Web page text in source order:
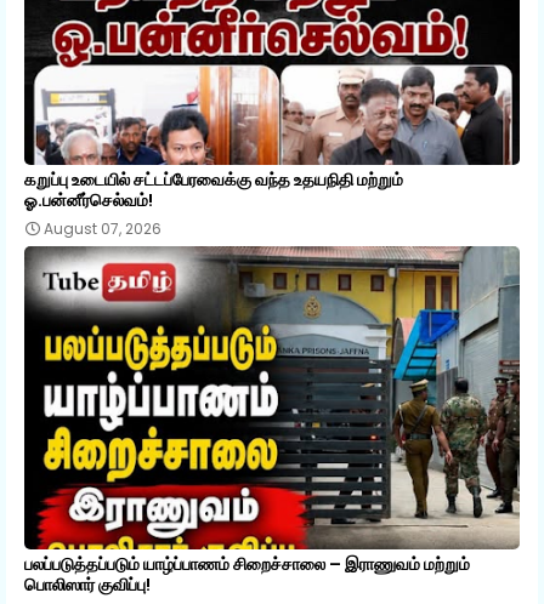
கறுப்பு உடையில் சட்டப்பேரவைக்கு வந்த உதயநிதி மற்றும்
ஓ.பன்னீர்செல்வம்!
August 07, 2026
பலப்படுத்தப்படும் யாழ்ப்பாணம் சிறைச்சாலை – இராணுவம் மற்றும்
பொலிஸார் குவிப்பு!